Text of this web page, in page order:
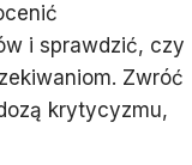
i sprawdzić, czy
Zwróć
krytycyzmu,